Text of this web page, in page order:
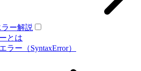
ラー解説
とは
ラー（SyntaxError）